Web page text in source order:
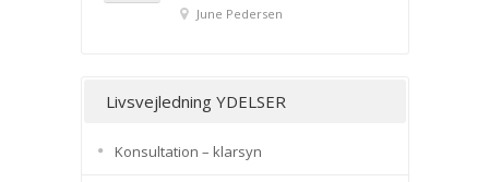
June Pedersen
Livsvejledning YDELSER
Konsultation – klarsyn